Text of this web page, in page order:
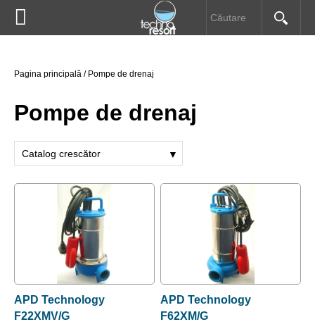


DESPRE NOI
PRODUSE
INFORMAŢII UTILE
DOWNLOAD
CONTACT
Pompe submersibile
Electropompe
Hidrofoare
Pompe speciale
Prescontroale
Automatizări
Pagina principală / Pompe de drenaj
Pompe de drenaj
Catalog crescător
Nume crescător
Nume descrescător
Preţ descrecător
Preţ crescător
▼
APD Technology
F22XMV/G
APD Technology
F62XM/G